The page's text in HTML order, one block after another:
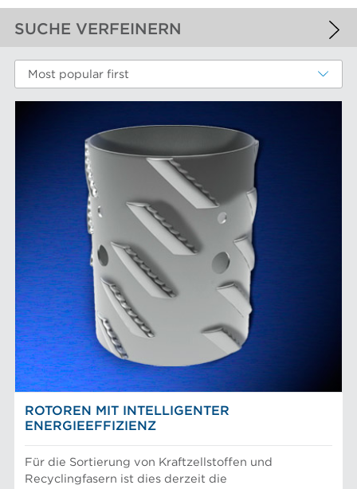
SUCHE VERFEINERN
ANGEWANDTE FILTER
Sortierer-Rotoren
WEITERE FILTER
LEISTUNGSKOMPONENTEN
Filterelemente
Refiner-Mahlplatten und Mahlgarnituren
Siebbleche
Siebkörbe
Sortierer-Rotoren
AFT-MARKEN
Aikawa-Technologie
Finebar-Mahlung
Max-Sortierung
POM-Konstantteilsysteme
MÄRKTE
Chemiefasern
Faserstoffmahlung
Lebensmittelsortierung und -trennung
Mechanischer Faserstoff
Papiermaschinen Konstantteil
Prüfung und Labor
Recyclingfasern
Siebkörbe und Mahlplatten für die Industrie
ANLAGE
Konstanter Teil
Sortierer
Stoffaufbereitung
AFT-NACHRICHTEN
Most popular first
ROTOREN MIT INTELLIGENTER
ENERGIEEFFIZIENZ
Für die Sortierung von Kraftzellstoffen und
Recyclingfasern ist dies derzeit die